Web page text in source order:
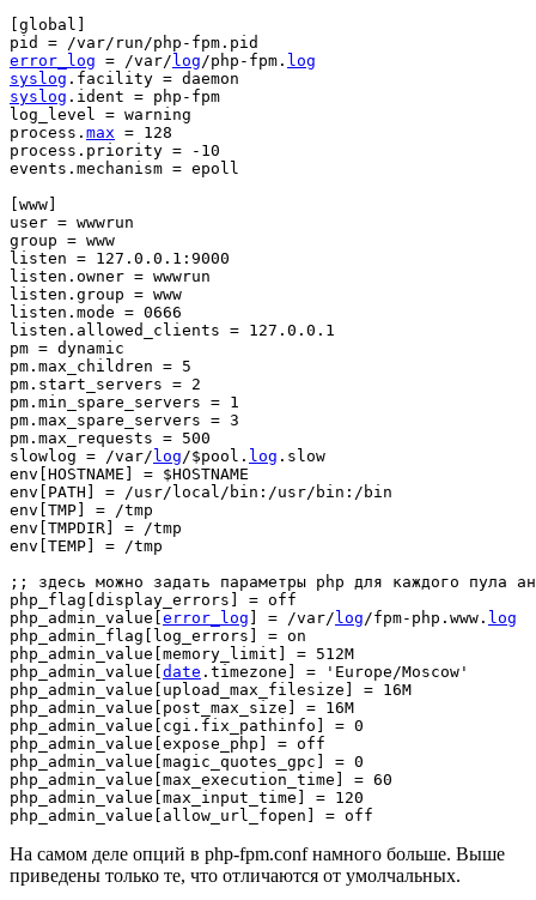
global
pid = /var/ run /php - fpm .
error_log = /var/ log /php - fpm . log
syslog . facility =
syslog . ident = php - fpm
log_level = warning
process . max = 128
process . priority = - 10
events . mechanism = epoll
www
user = wwwrun
group = www
listen = 127 . 0 . 0 . 1 : 9000
listen . owner = wwwrun
listen . group = www
listen . mode = 0666
listen . allowed_clients = 127 . 0 . 0 . 1
pm = dynamic
pm . max_children = 5
pm . start_servers = 2
pm . min_spare_servers = 1
pm . max_spare_servers = 3
pm . max_requests = 500
slowlog = /var/ log /$pool . log . slow
env HOSTNAME = $HOSTNAME
env
PATH = /usr/ local / bin :/usr/ bin :/ bin
env TMP = /tmp
env TMPDIR = /tmp
env TEMP = /tmp
;;
здесь можно задать параметры php для каждого пула
php_flag display_errors = off
php_admin_value error_log = /var/ log /fpm- php . www . log
php_admin_flag
log_errors = on
php_admin_value memory_limit = 512M
php_admin_value date . timezone =
'Europe/Moscow'
php_admin_value
upload_max_filesize = 16M
php_admin_value
post_max_size = 16M
php_admin_value
cgi . fix_pathinfo = 0
php_admin_value expose_php = off
php_admin_value magic_quotes_gpc = 0
php_admin_value max_execution_time = 60
php_admin_value max_input_time = 120
php_admin_value
allow_url_fopen = off
На самом деле опций в php-fpm.conf намного больше. Выше
приведены только те, что отличаются от умолчальных.